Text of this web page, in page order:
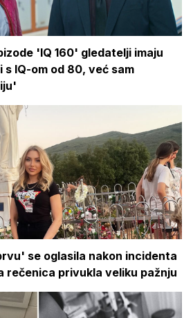
'IQ 160' gledatelji imaju
s IQ-om od 80, već sam
se oglasila nakon incidenta
rečenica privukla veliku pažnju